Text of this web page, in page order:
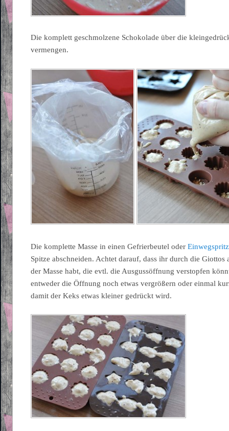
Die komplett geschmolzene Schokolade über die
vermengen.
Die komplette Masse in einen Gefrierbeutel oder
Spitze abschneiden. Achtet darauf, dass ihr durch die
der Masse habt, die evtl. die Ausgussöffnung verstopfen
entweder die Öffnung noch etwas vergrößern oder einmal
damit der Keks etwas kleiner gedrückt wird.